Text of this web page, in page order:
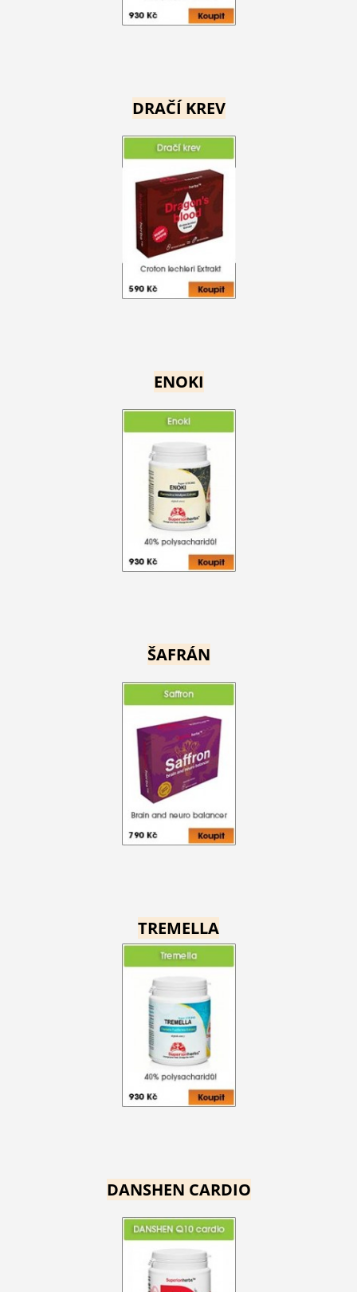
DRAČÍ KREV
ENOKI
ŠAFRÁN
TREMELLA
DANSHEN CARDIO